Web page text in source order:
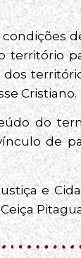
território
Cristiano.
do
de
e